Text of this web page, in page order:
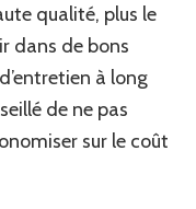
qualité, plus le
dans de bons
à long
de ne pas
sur le coût